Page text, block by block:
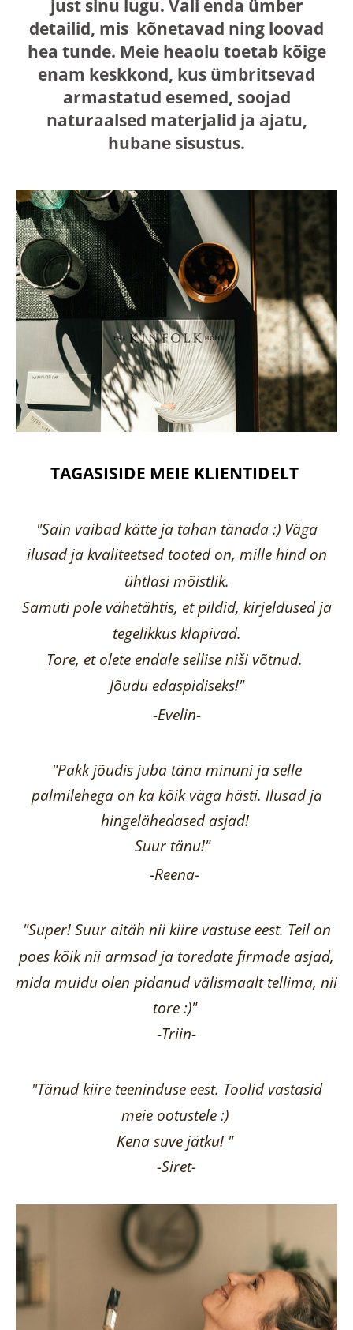
just sinu lugu. Vali enda ümber
detailid, mis kõnetavad ning loovad
hea tunde. Meie heaolu toetab kõige
enam keskkond, kus ümbritsevad
armastatud esemed, soojad
naturaalsed materjalid ja ajatu,
hubane sisustus.
TAGASISIDE MEIE KLIENTIDELT
"Sain vaibad kätte ja tahan tänada :) Väga
ilusad ja kvaliteetsed tooted on, mille hind on
ühtlasi mõistlik.
Samuti pole vähetähtis, et pildid, kirjeldused ja
tegelikkus klapivad.
Tore, et olete endale sellise niši võtnud.
Jõudu edaspidiseks!"
-Evelin-
"Pakk jõudis juba täna minuni ja selle
palmilehega on ka kõik väga hästi. Ilusad ja
hingelähedased asjad!
Suur tänu!"
-Reena-
"Super! Suur aitäh nii kiire vastuse eest. Teil on
poes kõik nii armsad ja toredate firmade asjad,
mida muidu olen pidanud välismaalt tellima, nii
tore :)"
-Triin-
"Tänud kiire teeninduse eest. Toolid vastasid
meie ootustele :)
Kena suve jätku! "
-Siret-